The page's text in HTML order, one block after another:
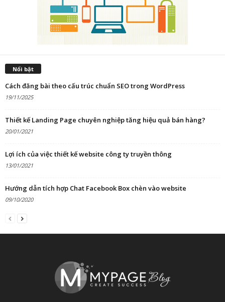
Nổi bật
Cách đăng bài theo cấu trúc chuẩn SEO trong WordPress
19/11/2025
Thiết kế Landing Page chuyên nghiệp tăng hiệu quả bán hàng?
20/01/2021
Lợi ích của việc thiết kế website công ty truyền thông
13/01/2021
Hướng dẫn tích hợp Chat Facebook Box chèn vào website
09/10/2020